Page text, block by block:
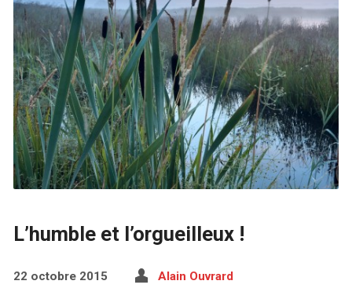
L’humble et l’orgueilleux !
22 octobre 2015 Alain Ouvrard